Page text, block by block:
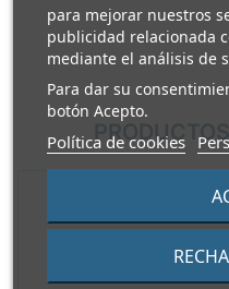
para mejorar nuestros
publicidad relacionada
mediante el análisis de
Para dar su
botón Acepto.
Política de cookies